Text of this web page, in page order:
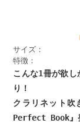
サイズ：
特徴：
こんな1冊が欲
り！
クラリネット
Perfect Book』